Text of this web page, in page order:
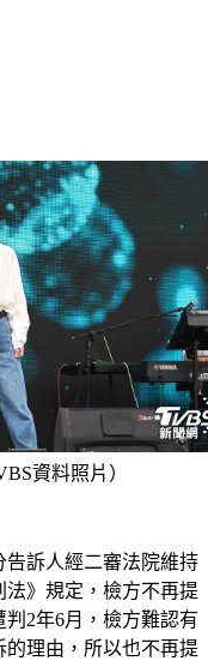
資料照片）
》規定，檢方不再提
2年6月，檢方難認有
理由，所以也不再提